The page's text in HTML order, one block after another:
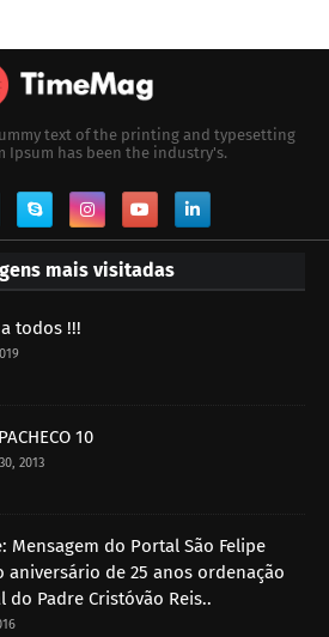
text of the printing and typesetting
Ipsum has been the industry's.
mais visitadas
todos !!!
10
2013
Mensagem do Portal São Felipe
aniversário de 25 anos ordenação
do Padre Cristóvão Reis..